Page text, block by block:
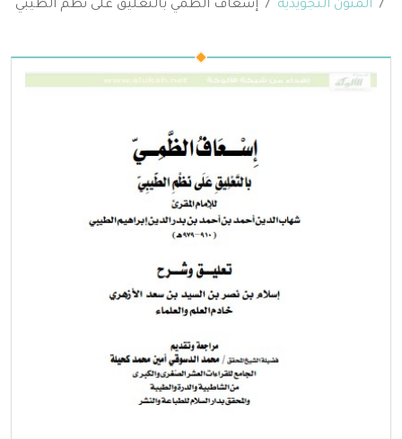
المتون التجويدية
إسعاف الظمي بالتعليق على نظم الطيبي